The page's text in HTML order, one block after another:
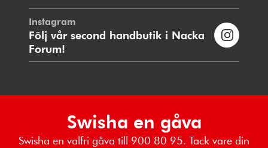
Instagram
Följ vår second handbutik i Nacka
Forum!
Swisha en gåva
Swisha en valfri gåva till 900 80 95. Tack vare din